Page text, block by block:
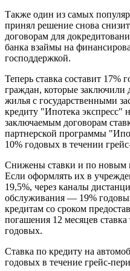
Также один из самых
принял решение снова
договорам для
банка взаймы на
господдержкой.
Теперь ставка составит 17%
граждан, которые заключили
жилья с государственными
кредиту "Ипотека экспресс"
заключаемым договорам
партнерской программы
10% годовых в течении
Снижены ставки и по новым
Если оформлять их в
19,5%, через каналы
обслуживания — 19%
кредитам со сроком
погашения 12 месяцев ставка
годовых.
Ставка по кредиту на
годовых в течение грейс-